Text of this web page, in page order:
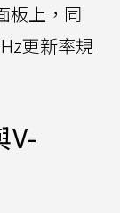
板上，同
更新率規
V-